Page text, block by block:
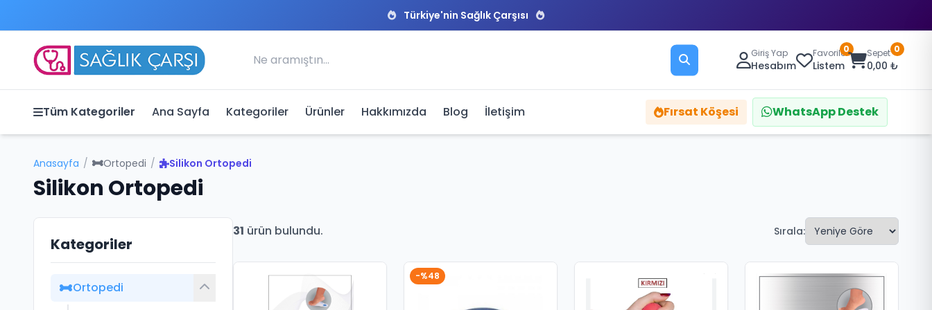
Türkiye'nin Sağlık Çarşısı
Giriş Yap
Hesabım
Favoriler
Listem
0 Sepet
0,00 ₺
0
Tüm Kategoriler Ana Sayfa Kategoriler Ürünler Hakkımızda Blog İletişim Fırsat Köşesi WhatsApp Destek
Anasayfa / Ortopedi / Silikon Ortopedi
Silikon Ortopedi
Kategoriler
Ortopedi
31 ürün bulundu. Sırala:
-%48